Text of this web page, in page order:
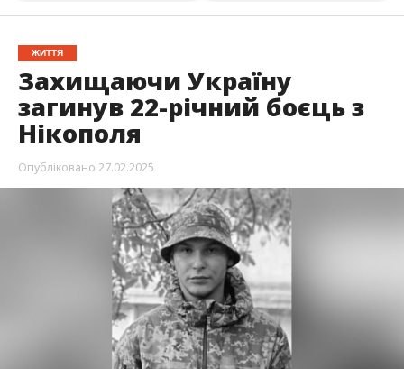
ЖИТТЯ
Захищаючи Україну
загинув 22-річний боєць з
Нікополя
Опубліковано 27.02.2025